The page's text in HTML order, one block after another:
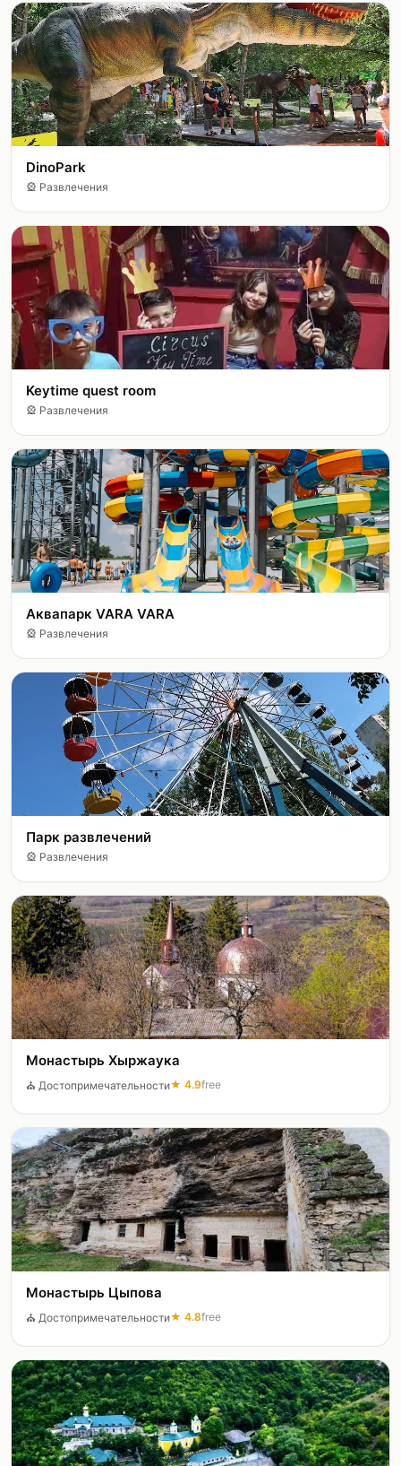
DinoPark
🎡 Развлечения
Keytime quest room
🎡 Развлечения
Аквапарк VARA VARA
🎡 Развлечения
Парк развлечений
🎡 Развлечения
Монастырь Хыржаука
⛪ Достопримечательности★ 4.9free
Монастырь Цыпова
⛪ Достопримечательности★ 4.8free